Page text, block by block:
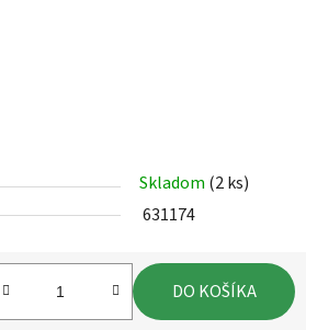
Skladom (2 ks)
631174
DO KOŠÍKA